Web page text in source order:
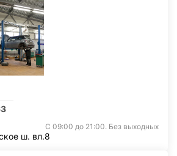
С 09:00 до 21:00. Без выходных
ш. вл.8